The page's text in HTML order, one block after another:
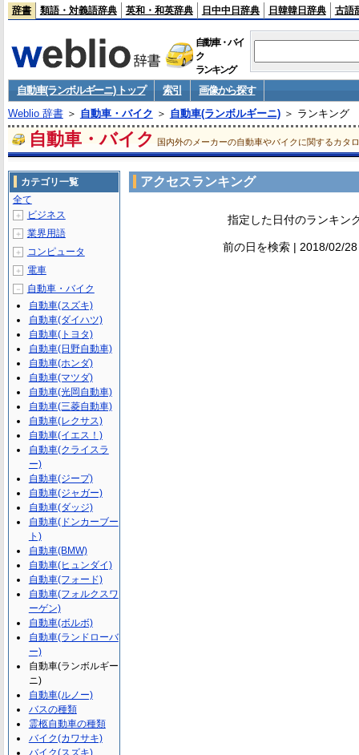
辞書 類語・対義語辞典 英和・和英辞典 日中中日辞典 日韓韓日辞典 古語
自動車・バイ
ク
ランキング
自動車(ランボルギーニ) トップ 索引
画像から探す
Weblio 辞書＞ 自動車・バイク ＞ 自動車(ランボルギーニ)＞ ランキング
自動車・バイク 国内外のメーカーの自動車やバイクに関するカタ
アクセスランキング
指定した日付のランキン
前の日を検索 | 2018/02/
カテゴリ一覧
全て
＋ ビジネス
＋ 業界用語
＋ コンピュータ
＋ 電車
－
自動車・バイク
自動車(スズキ)
自動車(ダイハツ)
自動車(トヨタ)
自動車(日野自動車)
自動車(ホンダ)
自動車(マツダ)
自動車(光岡自動車)
自動車(三菱自動車)
自動車(レクサス)
自動車(イエス！)
自動車(クライスラ
ー)
自動車(ジープ)
自動車(ジャガー)
自動車(ダッジ)
自動車(ドンカーブー
ト)
自動車(BMW)
自動車(ヒュンダイ)
自動車(フォード)
自動車(フォルクスワ
ーゲン)
自動車(ボルボ)
自動車(ランドローバ
ー)
自動車(ランボルギー
ニ)
自動車(ルノー)
バスの種類
霊柩自動車の種類
バイク(カワサキ)
バイク(スズキ)